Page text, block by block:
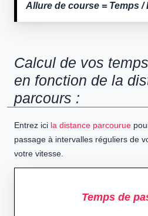
Allure de course = Temps /
Calcul de vos
en fonction de la
parcours :
Entrez ici la distance parcourue
passage à intervalles réguliers de
votre vitesse.
Temps de